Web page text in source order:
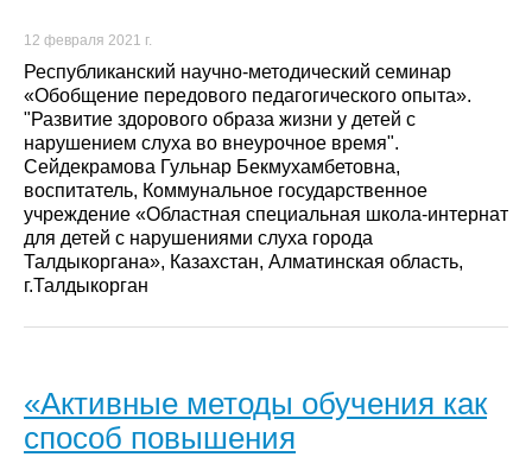
12 февраля 2021 г.
Республиканский научно-методический семинар
«Обобщение передового педагогического опыта».
"Развитие здорового образа жизни у детей с
нарушением слуха во внеурочное время".
Сейдекрамова Гульнар Бекмухамбетовна,
воспитатель, Коммунальное государственное
учреждение «Областная специальная школа-интернат
для детей с нарушениями слуха города
Талдыкоргана», Казахстан, Алматинская область,
г.Талдыкорган
«Активные методы обучения как
способ повышения